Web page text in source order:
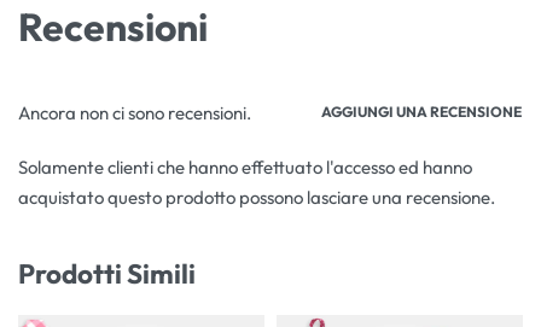
Recensioni
Ancora non ci sono recensioni. AGGIUNGI UNA RECENSIONE
Solamente clienti che hanno effettuato l'accesso ed hanno
acquistato questo prodotto possono lasciare una recensione.
Prodotti Simili